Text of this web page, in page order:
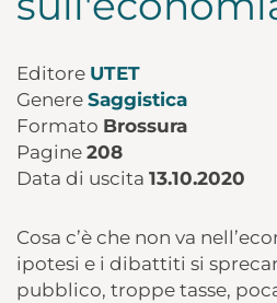
Editore UTET
Genere Saggistica
Formato Brossura
Pagine 208
Data di uscita 13.10.2020
Cosa c’è che non va
ipotesi e i dibattiti si
pubblico, troppe tasse,